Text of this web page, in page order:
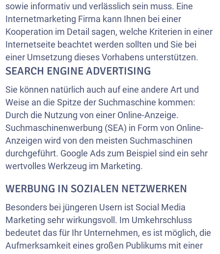
sowie informativ und verlässlich sein muss. Eine
Internetmarketing Firma kann Ihnen bei einer
Kooperation im Detail sagen, welche Kriterien in einer
Internetseite beachtet werden sollten und Sie bei
einer Umsetzung dieses Vorhabens unterstützen.
SEARCH ENGINE ADVERTISING
Sie können natürlich auch auf eine andere Art und
Weise an die Spitze der Suchmaschine kommen:
Durch die Nutzung von einer Online-Anzeige.
Suchmaschinenwerbung (SEA) in Form von Online-
Anzeigen wird von den meisten Suchmaschinen
durchgeführt. Google Ads zum Beispiel sind ein sehr
wertvolles Werkzeug im Marketing.
WERBUNG IN SOZIALEN NETZWERKEN
Besonders bei jüngeren Usern ist Social Media
Marketing sehr wirkungsvoll. Im Umkehrschluss
bedeutet das für Ihr Unternehmen, es ist möglich, die
Aufmerksamkeit eines großen Publikums mit einer